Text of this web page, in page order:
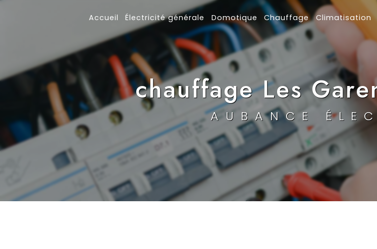
Accueil Électricité générale Domotique Chauffage Climatisation
chauffage Les
AUBANCE